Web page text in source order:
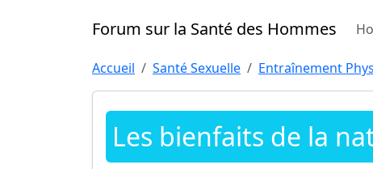
Forum sur la Santé des Hommes
Accueil Santé Sexuelle Entraînement
Les bienfaits de la